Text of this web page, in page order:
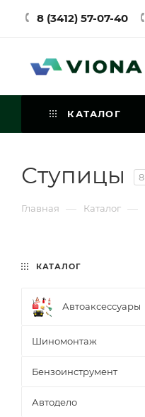
8 (3412) 57-07-40
КАТАЛОГ
Ступицы 8
Главная — Каталог —
КАТАЛОГ
Автоаксессуары
Шиномонтаж
Бензоинструмент
Автодело